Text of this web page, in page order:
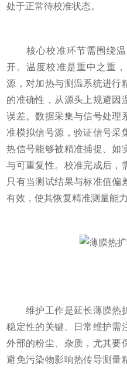
处于正常待校准状态。
核心校准环节需围绕温
开。温度校准是重中之重
源，对加热与测温系统进行
的准确性，从源头上规避因
误差。数据采集与信号处理
准模拟信号源，验证信号采
热信号能够被精准捕捉、如
与可重复性。校准完成后，
只有当测试结果与标准值偏
有效，使其恢复精准测量能力
维护工作是延长薄膜热
稳定性的关键。日常维护需
外部的粉尘、杂质，尤其要
避免污染物影响热传导测量